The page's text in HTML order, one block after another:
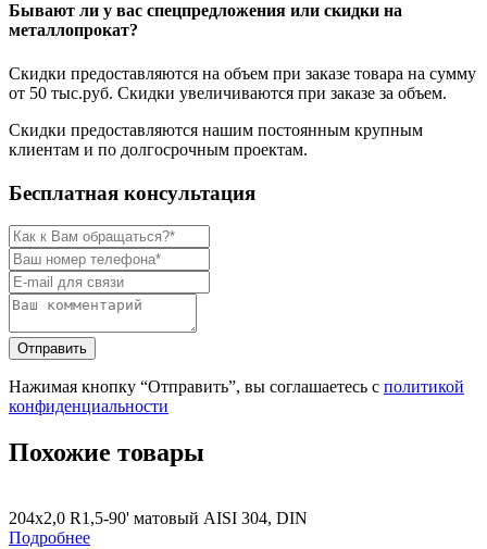
Бывают ли у вас спецпредложения или скидки на
металлопрокат?
Скидки предоставляются на объем при заказе товара на сумму
от 50 тыс.руб. Скидки увеличиваются при заказе за объем.
Скидки предоставляются нашим постоянным крупным
клиентам и по долгосрочным проектам.
Бесплатная консультация
Нажимая кнопку “Отправить”, вы соглашаетесь с политикой
конфиденциальности
Похожие товары
204х2,0 R1,5-90' матовый AISI 304, DIN
Подробнее